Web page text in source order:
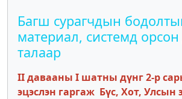
Багш сурагчдын
материал, системд
талаар
II давааны I шатны дүнг 2-р
эцэслэн гаргаж Бүс, Хот, Улсын